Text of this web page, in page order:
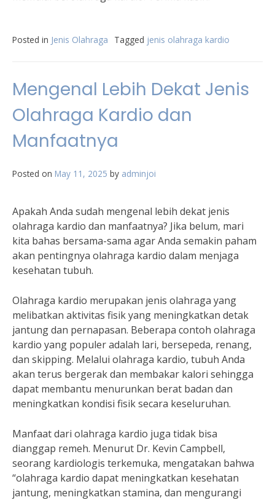
Posted in Jenis Olahraga Tagged jenis olahraga kardio
Mengenal Lebih Dekat Jenis
Olahraga Kardio dan
Manfaatnya
Posted on May 11, 2025 by adminjoi
Apakah Anda sudah mengenal lebih dekat jenis
olahraga kardio dan manfaatnya? Jika belum, mari
kita bahas bersama-sama agar Anda semakin paham
akan pentingnya olahraga kardio dalam menjaga
kesehatan tubuh.
Olahraga kardio merupakan jenis olahraga yang
melibatkan aktivitas fisik yang meningkatkan detak
jantung dan pernapasan. Beberapa contoh olahraga
kardio yang populer adalah lari, bersepeda, renang,
dan skipping. Melalui olahraga kardio, tubuh Anda
akan terus bergerak dan membakar kalori sehingga
dapat membantu menurunkan berat badan dan
meningkatkan kondisi fisik secara keseluruhan.
Manfaat dari olahraga kardio juga tidak bisa
dianggap remeh. Menurut Dr. Kevin Campbell,
seorang kardiologis terkemuka, mengatakan bahwa
“olahraga kardio dapat meningkatkan kesehatan
jantung, meningkatkan stamina, dan mengurangi